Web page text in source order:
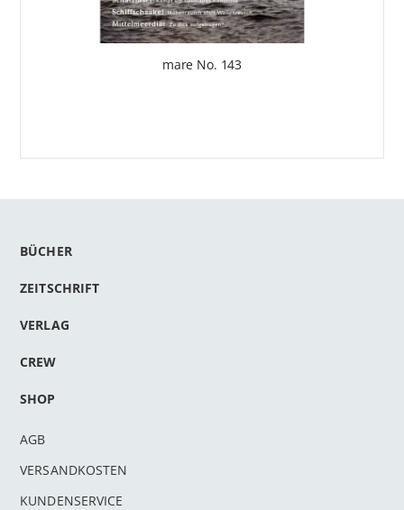
mare No. 143
BÜCHER
ZEITSCHRIFT
VERLAG
CREW
SHOP
AGB
VERSANDKOSTEN
KUNDENSERVICE